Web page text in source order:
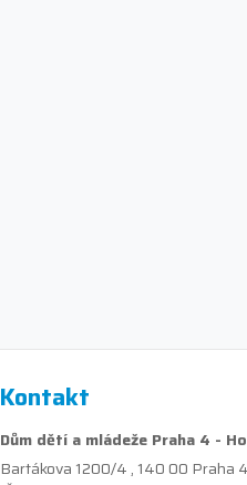
Kontakt
Dům dětí a mládeže Praha 4 -
Bartákova 1200/4 , 140 00 Praha 4